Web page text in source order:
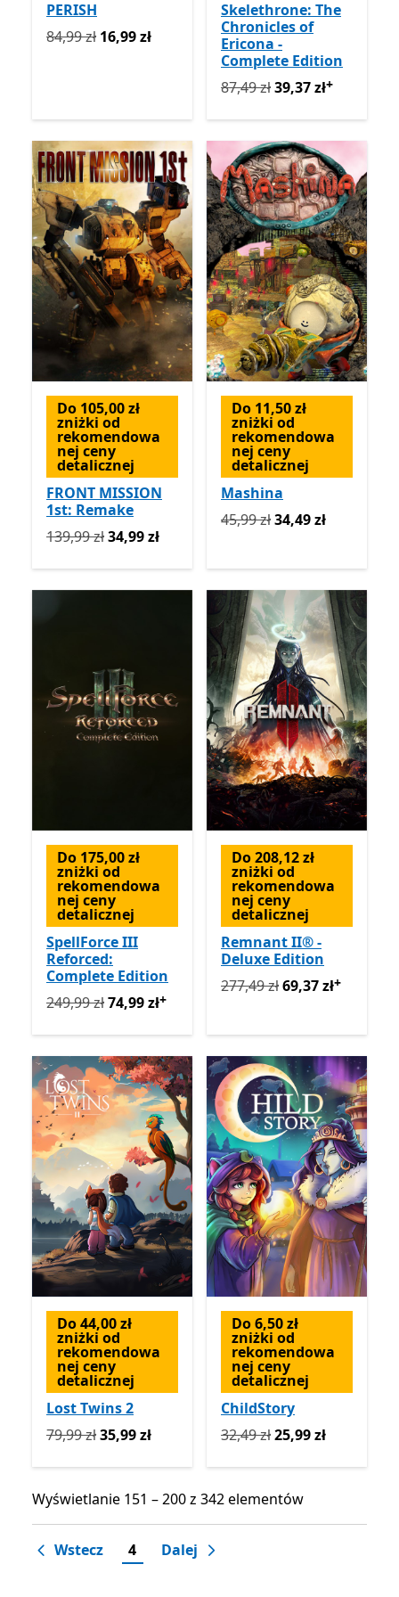
PERISH
Pierwotnie 84,99 zł teraz 16,99 zł
84,99 zł 16,99 zł
Skelethrone: The
Chronicles of
Ericona -
Complete Edition
Pierwotnie 87,49 zł teraz
87,49 zł39,37 zł+
Do 105,00 zł
zniżki od
rekomendowa
nej ceny
detalicznej
FRONT MISSION
1st: Remake
Pierwotnie 139,99 zł teraz 34,99 zł
139,99 zł34,99 zł
Do 11,50 zł
zniżki od
rekomendowa
nej ceny
detalicznej
Mashina
Pierwotnie 45,99 zł teraz
45,99 zł34,49 zł
Do 175,00 zł
zniżki od
rekomendowa
nej ceny
detalicznej
SpellForce III
Reforced:
Complete Edition
Pierwotnie 249,99 zł teraz 74,99 zł
249,99 zł74,99 zł+
Do 208,12 zł
zniżki od
rekomendowa
nej ceny
detalicznej
Remnant II® -
Deluxe Edition
Pierwotnie 277,49 zł teraz
277,49 zł69,37 zł+
Do 44,00 zł
zniżki od
rekomendowa
nej ceny
detalicznej
Lost Twins 2
Pierwotnie 79,99 zł teraz 35,99 zł
79,99 zł35,99 zł
Do 6,50 zł
zniżki od
rekomendowa
nej ceny
detalicznej
ChildStory
Pierwotnie 32,49 zł teraz
32,49 zł25,99 zł
Wyświetlanie 151 – 200 z 342 elementów
Wyświetlanie 151 – 200 z 342 elementów
Wstecz 4 Dalej